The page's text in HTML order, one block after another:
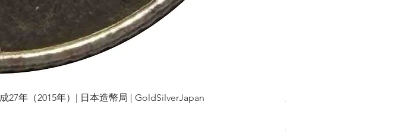
27年（2015年）| 日本造幣局 | GoldSilverJapan